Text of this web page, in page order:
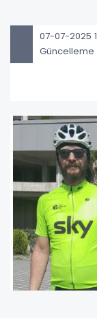
07-07-2025
Güncelleme